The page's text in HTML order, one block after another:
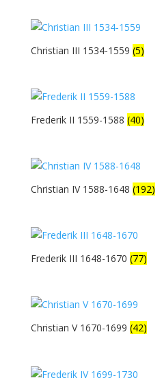
Christian III 1534-1559 (5)
Frederik II 1559-1588 (40)
Christian IV 1588-1648 (192)
Frederik III 1648-1670 (77)
Christian V 1670-1699 (42)